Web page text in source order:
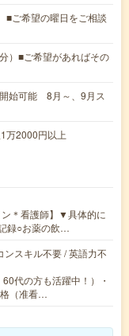
■ご希望の曜日をご相談
）■ご希望があればその
始可能 8月～、9月ス
2000円以上
ン＊看護師】▼具体的に
録○お薬の飲…
ンスキル不要 / 英語力不
代の方も活躍中！）・
（准看…